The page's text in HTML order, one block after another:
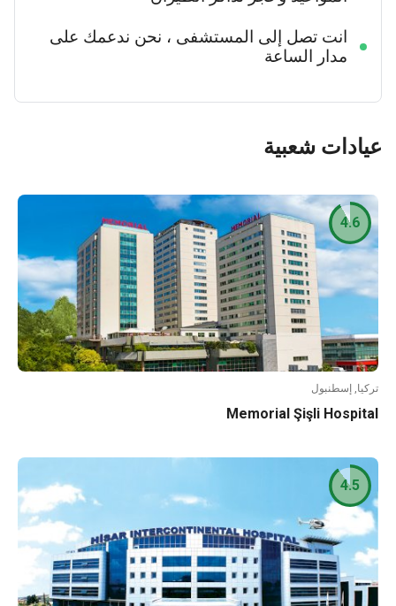
انت تصل إلى المستشفى ، نحن ندعمك على
مدار الساعة
عيادات شعبية
تركيا, إسطنبول
Memorial Şişli Hospital
4.6
4.5